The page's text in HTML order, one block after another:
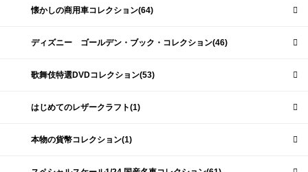
懐かしの商用車コレクション(64)
ディズニー ゴールデン・ブック・コレクション(46)
歌舞伎特選DVDコレクション(53)
はじめてのレザークラフト(1)
本物の貨幣コレクション(1)